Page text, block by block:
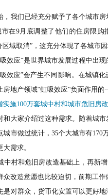
，我们已经充分赋予了各个城市
在9月底调整了他们的住房限购
区域取消”，这充分体现了各城市
效应”是世界城市发展过程中出
效应”会产生不同影响。在城镇
地产领域“虹吸效应”负面作用的
实施100万套城中村和城市危旧房
和大家介绍过这种需求。随着城
城市做过统计，35个大城市有
需求。
中村和危旧房改造基础上，再新
众改造意愿也比较迫切，前期工作
是对群众，货币化安置可以更好